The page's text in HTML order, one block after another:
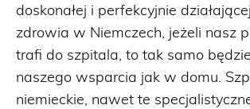
doskonałej i perfekcyjnie
zdrowia w Niemczech, jeżeli nasz
trafi do szpitala, to tak samo
naszego wsparcia jak w domu.
niemieckie, nawet te